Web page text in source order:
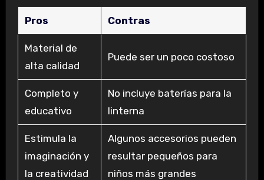
Pros Contras
Material de
alta calidad
Puede ser un poco costoso
Completo y
educativo
No incluye baterías para la
linterna
Estimula la
imaginación y
la creatividad
Algunos accesorios pueden
resultar pequeños para
niños más grandes